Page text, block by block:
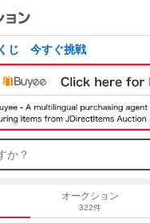
じ 今すぐ挑戦
オークション
322件